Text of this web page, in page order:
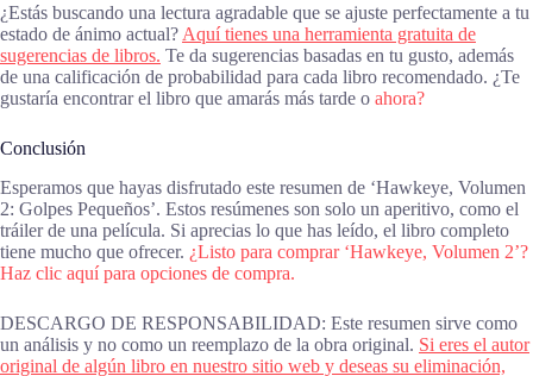
¿Estás buscando una lectura agradable que se ajuste perfectamente a tu
estado de ánimo actual? Aquí tienes una herramienta gratuita de
sugerencias de libros. Te da sugerencias basadas en tu gusto, además
de una calificación de probabilidad para cada libro recomendado. ¿Te
gustaría encontrar el libro que amarás más tarde o ahora?
Conclusión
Esperamos que hayas disfrutado este resumen de ‘Hawkeye, Volumen
2: Golpes Pequeños’. Estos resúmenes son solo un aperitivo, como el
tráiler de una película. Si aprecias lo que has leído, el libro completo
tiene mucho que ofrecer. ¿Listo para comprar ‘Hawkeye, Volumen 2’?
Haz clic aquí para opciones de compra.
DESCARGO DE RESPONSABILIDAD: Este resumen sirve como
un análisis y no como un reemplazo de la obra original. Si eres el autor
original de algún libro en nuestro sitio web y deseas su eliminación,